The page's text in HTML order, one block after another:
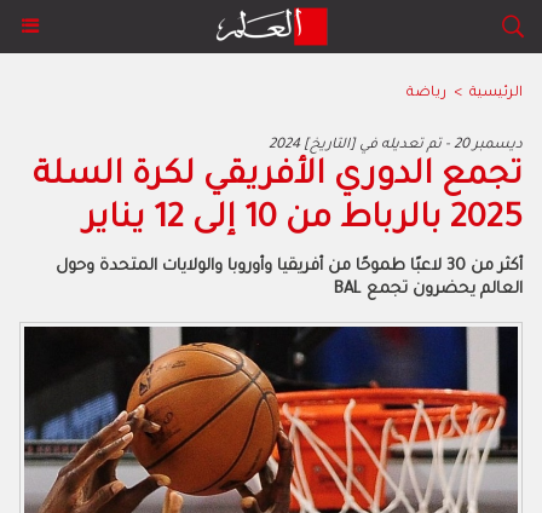
الرئيسية > رياضة
2024 ديسمبر 20 - تم تعديله في [التاريخ]
تجمع الدوري الأفريقي لكرة السلة
2025 بالرباط من 10 إلى 12 يناير
أكثر من 30 لاعبًا طموحًا من أفريقيا وأوروبا والولايات المتحدة وحول
العالم يحضرون تجمع BAL